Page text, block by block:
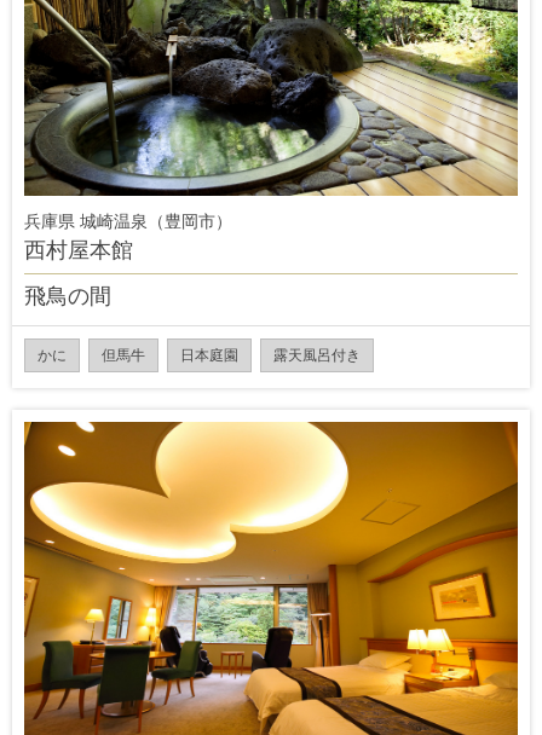
兵庫県 城崎温泉（豊岡市）
西村屋本館
飛鳥の間
かに 但馬牛 日本庭園 露天風呂付き